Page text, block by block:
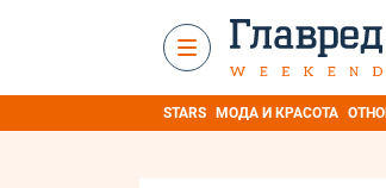
STARS МОДА И КРАСОТА